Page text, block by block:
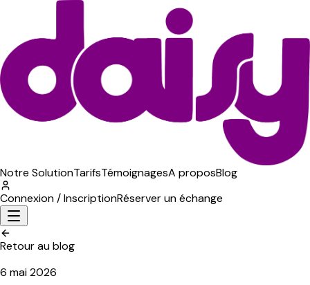
Notre SolutionTarifsTémoignagesA proposBlog
Connexion / InscriptionRéserver un échange
Retour au blog
6 mai 2026